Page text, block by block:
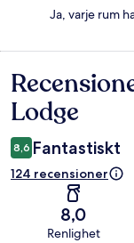
Ja, varje rum
Recensioner
Lodge
8,6 Fantastiskt
124 recensioner
8,0
Renlighet